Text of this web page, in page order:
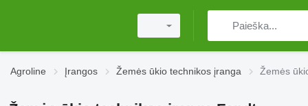
Agroline Įrangos Žemės ūkio technikos įranga Žemės